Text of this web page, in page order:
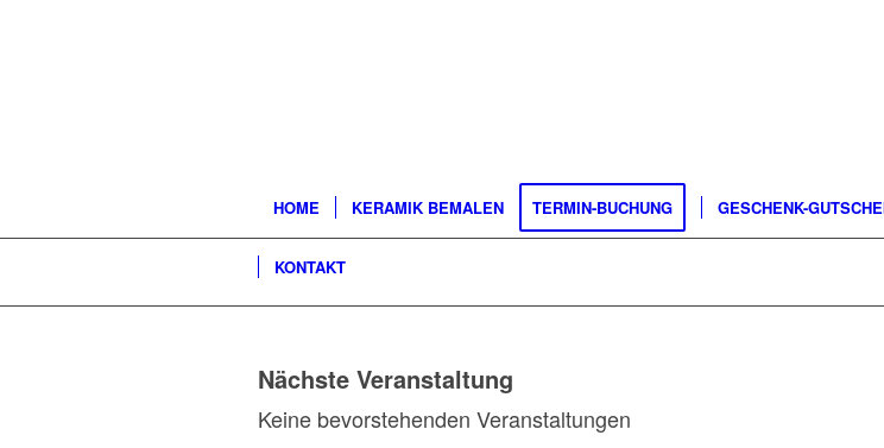
HOME KERAMIK BEMALEN TERMIN-BUCHUNG GESCHENK-
KONTAKT
Nächste Veranstaltung
Keine bevorstehenden Veranstaltungen